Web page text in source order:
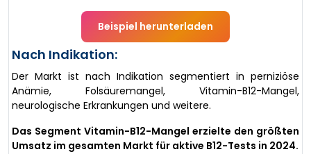
Beispiel herunterladen
Nach Indikation:
Der Markt ist nach Indikation segmentiert in perniziöse
Anämie, Folsäuremangel, Vitamin-B12-Mangel,
neurologische Erkrankungen und weitere.
Das Segment Vitamin-B12-Mangel erzielte den größten
Umsatz im gesamten Markt für aktive B12-Tests in 2024.